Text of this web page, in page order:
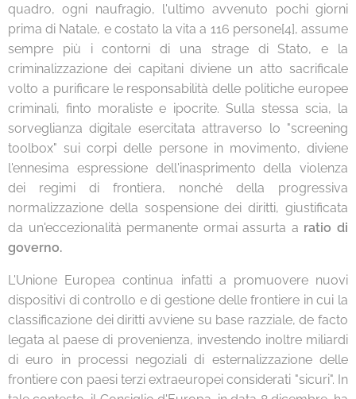
quadro, ogni naufragio, l'ultimo avvenuto pochi giorni
prima di Natale, e costato la vita a 116 persone[4], assume
sempre più i contorni di una strage di Stato, e la
criminalizzazione dei capitani diviene un atto sacrificale
volto a purificare le responsabilità delle politiche europee
criminali, finto moraliste e ipocrite. Sulla stessa scia, la
sorveglianza digitale esercitata attraverso lo "screening
toolbox" sui corpi delle persone in movimento, diviene
l'ennesima espressione dell'inasprimento della violenza
dei regimi di frontiera, nonché della progressiva
normalizzazione della sospensione dei diritti, giustificata
da un'eccezionalità permanente ormai assurta a ratio di
governo.
L'Unione Europea continua infatti a promuovere nuovi
dispositivi di controllo e di gestione delle frontiere in cui la
classificazione dei diritti avviene su base razziale, de facto
legata al paese di provenienza, investendo inoltre miliardi
di euro in processi negoziali di esternalizzazione delle
frontiere con paesi terzi extraeuropei considerati "sicuri". In